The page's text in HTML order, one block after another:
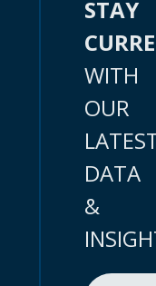
STAY
WITH
OUR
DATA
&